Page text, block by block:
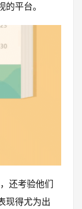
平台。
还考验他们
现得尤为出